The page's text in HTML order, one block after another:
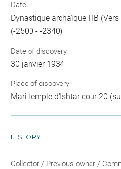
Date
Dynastique archaïque IIIB
(-2500 - -2340)
Date of discovery
30 janvier 1934
Place of discovery
Mari temple d'Ishtar cour 20
HISTORY
Collector / Previous owner /